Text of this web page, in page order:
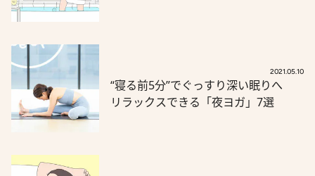
2021.05.10
“寝る前5分”でぐっすり深い眠りへ
リラックスできる「夜ヨガ」7選